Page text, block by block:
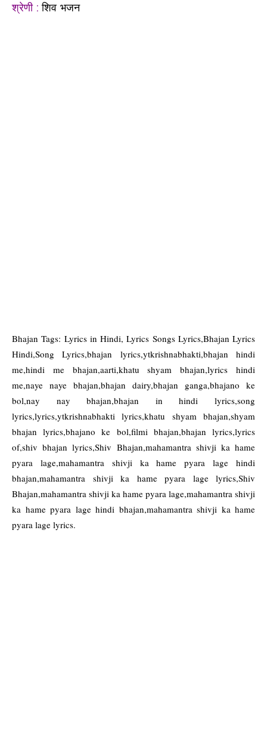
श्रेणी :शिव भजन
Bhajan Tags: Lyrics in Hindi, Lyrics Songs Lyrics,Bhajan Lyrics
Hindi,Song Lyrics,bhajan lyrics,ytkrishnabhakti,bhajan hindi
me,hindi me bhajan,aarti,khatu shyam bhajan,lyrics hindi
me,naye naye bhajan,bhajan dairy,bhajan ganga,bhajano ke
bol,nay nay bhajan,bhajan in hindi lyrics,song
lyrics,lyrics,ytkrishnabhakti lyrics,khatu shyam bhajan,shyam
bhajan lyrics,bhajano ke bol,filmi bhajan,bhajan lyrics,lyrics
of,shiv bhajan lyrics,Shiv Bhajan,mahamantra shivji ka hame
pyara lage,mahamantra shivji ka hame pyara lage hindi
bhajan,mahamantra shivji ka hame pyara lage lyrics,Shiv
Bhajan,mahamantra shivji ka hame pyara lage,mahamantra shivji
ka hame pyara lage hindi bhajan,mahamantra shivji ka hame
pyara lage lyrics.